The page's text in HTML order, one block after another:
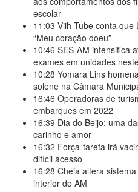
escolar
11:03 Viih Tube conta que
“Meu coração doeu”
10:46 SES-AM intensifica
exames em unidades
10:28 Yomara Lins
solene na Câmara
16:46 Operadoras de
embarques em 2022
16:39 Dia do Beijo: uma
carinho e amor
16:32 Força-tarefa irá
difícil acesso
16:28 Cheia altera
interior do AM